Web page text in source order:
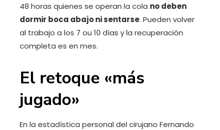
48 horas quienes se operan la cola no deben
dormir boca abajo ni sentarse. Pueden volver
al trabajo a los 7 ou 10 días y la recuperación
completa es en mes.
El retoque «más
jugado»
En la estadística personal del cirujano Fernando